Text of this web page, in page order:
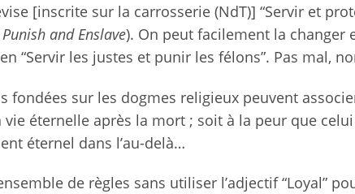
[inscrite sur la carrosserie (NdT)] “Servir et
Punish and Enslave). On peut facilement la changer
“Servir les justes et punir les félons”. Pas mal,
fondées sur les dogmes religieux peuvent
éternelle après la mort ; soit à la peur que
éternel dans l’au-delà…
de règles sans utiliser l’adjectif “Loyal”